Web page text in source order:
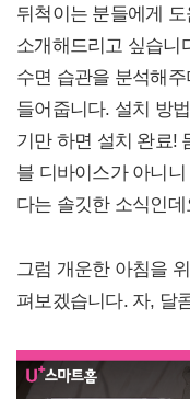
뒤척이는 분들에게 도
소개해드리고 싶습니
수면 습관을 분석해
들어줍니다. 설치 방
기만 하면 설치 완료!
블 디바이스가 아니
다는 솔깃한 소식인데
그럼 개운한 아침을
펴보겠습니다. 자, 달